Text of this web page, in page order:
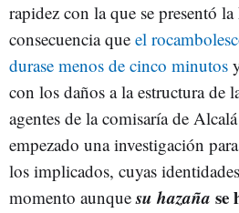
rapidez con la que se presentó
consecuencia que el
durase menos de cinco minutos
con los daños a la estructura de
agentes de la comisaría de
empezado una investigación
los implicados, cuyas
momento aunque su hazaña se